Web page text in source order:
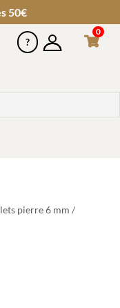
50€
0
pierre 6 mm /